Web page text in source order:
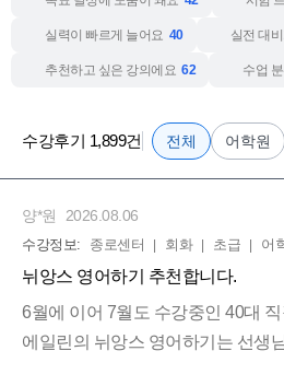
링하며 반복하기 때문에 잊어버
(학습자료방에는 수업자료외에
뷰, SNS 표현 등 실제 커뮤니케
이션 자료 등 올려주셔서 다양한
예전에는 '일어나서 잘 때까지 내
로 어떻게 말하지?'라고 생각하
로바로 떠오릅니다!
반복해 주시면서 새로운 내용을
자연스럽게 저절로 누적 복습이
현들을 잊지 않고 체화할 수 있었
배우는 이메일 쓰기도 캐주얼한
딱딱한 한국식 영어에서 벗어나
실력이 빠르게 늘어요 40 실전 대
추천하고 싶은 강의에요 62 수업
수강후기 1,899건 전체 어학원
양*원 2026.08.06
수강정보: 종로센터 회화 초급 어
뉘앙스 영어하기 추천합니다.
6월에 이어 7월도 수강중인 40대
에일린의 뉘앙스 영어하기는 선생